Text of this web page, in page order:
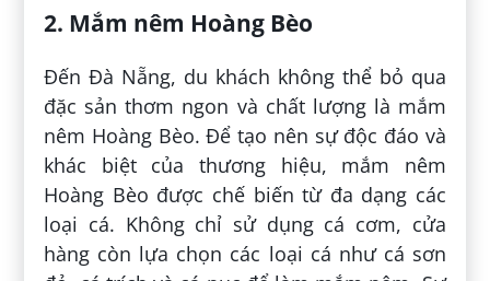
2. Mắm nêm Hoàng Bèo
Đến Đà Nẵng, du khách không thể bỏ qua
đặc sản thơm ngon và chất lượng là mắm
nêm Hoàng Bèo. Để tạo nên sự độc đáo và
khác biệt của thương hiệu, mắm nêm
Hoàng Bèo được chế biến từ đa dạng các
loại cá. Không chỉ sử dụng cá cơm, cửa
hàng còn lựa chọn các loại cá như cá sơn